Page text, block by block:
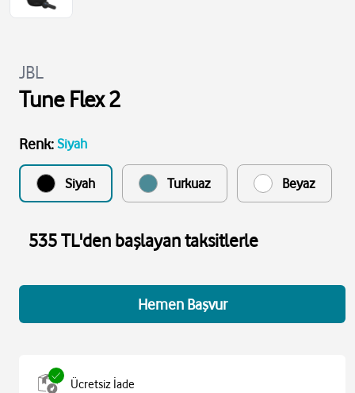
JBL
Tune Flex 2
Renk: Siyah
Siyah Turkuaz Beyaz
535 TL'den başlayan taksitlerle
Hemen Başvur
Ücretsiz İade